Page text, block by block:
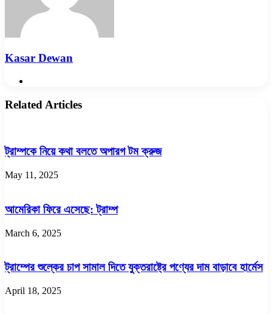
Kasar Dewan
Related Articles
ট্রাম্পকে নিয়ে কথা বলতে অপারগ টম ক্রুজ
May 11, 2025
আমেরিকা ফিরে এসেছে: ট্রাম্প
March 6, 2025
ট্রাম্পের শুল্কের চাপ সামাল দিতে যুক্তরাষ্ট্রে পণ্যের দাম বাড়াবে হার্মেস
April 18, 2025